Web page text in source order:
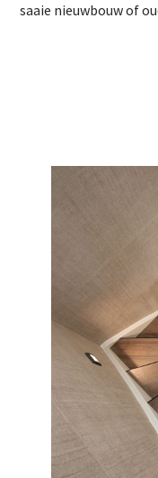
saaie nieuwbouw of
je voor ProStairs.